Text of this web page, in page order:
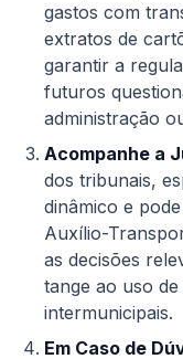
gastos com
extratos de
garantir a
futuros
administração
Acompanhe a
dos tribunais,
dinâmico e
Auxílio-
as decisões
tange ao uso
intermunicipais.
Em Caso de